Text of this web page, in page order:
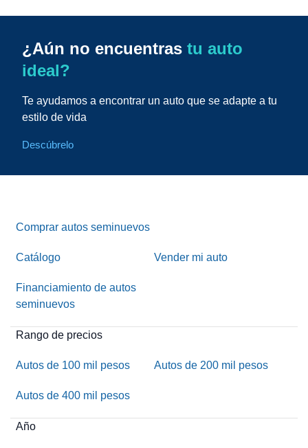
¿Aún no encuentras tu auto
ideal?
Te ayudamos a encontrar un auto que se adapte a tu
estilo de vida
Descúbrelo
Comprar autos seminuevos
Catálogo Vender mi auto
Financiamiento de autos
seminuevos
Rango de precios
Autos de 100 mil pesos Autos de 200 mil pesos
Autos de 400 mil pesos
Año